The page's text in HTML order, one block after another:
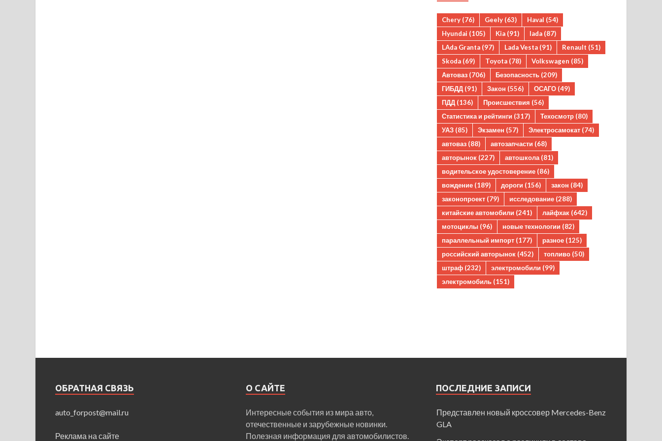
Chery (76) Geely (63) Haval (54)
Hyundai (105) Kia (91) lada (87)
LAda Granta (97) Lada Vesta (91) Renault (51)
Skoda (69) Toyota (78) Volkswagen (85)
Автоваз (706) Безопасность (209)
ГИБДД (91) Закон (556) ОСАГО (49)
ПДД (136) Происшествия (56)
Статистика и рейтинги (317) Техосмотр (80)
УАЗ (85) Экзамен (57) Электросамокат (74)
автоваз (88) автозапчасти (68)
авторынок (227) автошкола (81)
водительское удостоверение (86)
вождение (189) дороги (156) закон (84)
законопроект (79) исследование (288)
китайские автомобили (241) лайфхак (642)
мотоциклы (96) новые технологии (82)
параллельный импорт (177) разное (125)
российский авторынок (452) топливо (50)
штраф (232) электромобили (99)
электромобиль (151)
ОБРАТНАЯ СВЯЗЬ
auto_forpost@mail.ru
Реклама на сайте
О САЙТЕ
Интересные события из мира авто,
отечественные и зарубежные новинки.
Полезная информация для автомобилистов.
ПОСЛЕДНИЕ ЗАПИСИ
Представлен новый кроссовер Mercedes-Benz
GLA